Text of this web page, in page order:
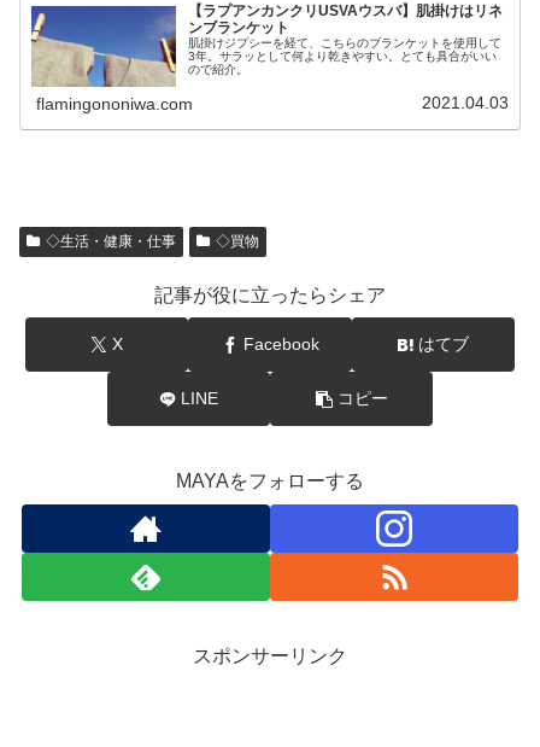
【ラプアンカンクリUSVAウスバ】肌掛けはリネ
ンブランケット
肌掛けジプシーを経て、こちらのブランケットを使用して
3年。サラッとして何より乾きやすい。とても具合がいい
ので紹介。
flamingononiwa.com 2021.04.03
◇生活・健康・仕事 ◇買物
記事が役に立ったらシェア
X Facebook はてブ
LINE コピー
MAYAをフォローする
スポンサーリンク